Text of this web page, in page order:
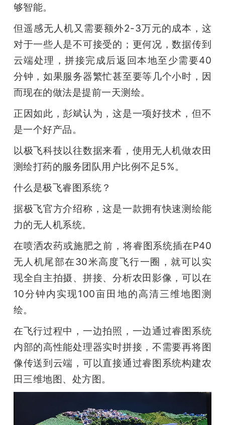
够智能。
但遥感无人机又需要额外2-3万元的成本，这
对于一些人是不可接受的；更何况，数据传到
云端处理，拼接完成后返回本地至少需要40
分钟，如果服务器繁忙甚至要等几个小时，因
而现在的做法是提前一天测绘。
正因如此，彭斌认为，这是一项好技术，但不
是一个好产品。
以极飞科技以往数据来看，使用无人机做农田
测绘打药的服务团队用户比例不足5%。
什么是极飞睿图系统？
据极飞官方介绍称，这是一款拥有快速测绘能
力的无人机系统。
在喷洒农药或施肥之前，将睿图系统插在P40
无人机尾部在30米高度飞行一圈，就可以实
现全自主拍摄、拼接、分析农田影像，可以在
10分钟内实现100亩田地的高清三维地图测
绘。
在飞行过程中，一边拍照，一边通过睿图系统
内部的高性能处理器实时拼接，不需要再将图
像传送到云端，可以直接通过睿图系统构建农
田三维地图、处方图。